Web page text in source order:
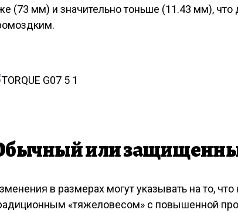
(73 мм) и значительно тоньше (11.43 мм), что
или
в размерах могут указывать на то,
«тяжеловесом» с повышенной